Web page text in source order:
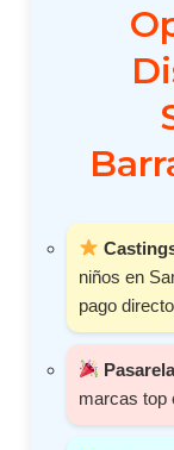
niños en
pago
marcas top